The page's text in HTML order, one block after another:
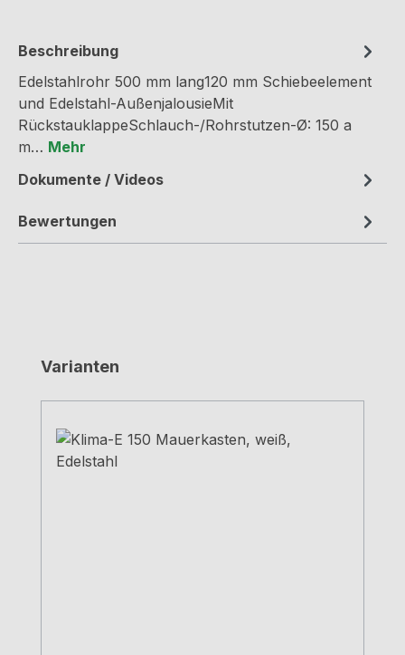
Beschreibung
Edelstahlrohr 500 mm lang120 mm Schiebeelement
und Edelstahl-AußenjalousieMit
RückstauklappeSchlauch-/Rohrstutzen-Ø: 150 a
m… Mehr
Dokumente / Videos
Bewertungen
Produktgalerie überspringen
Varianten